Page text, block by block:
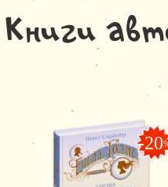
Книги
-20